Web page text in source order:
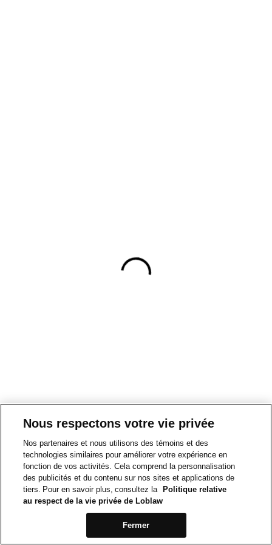
Nous respectons votre vie privée
Nos partenaires et nous utilisons des témoins et des
technologies similaires pour améliorer votre expérience en
fonction de vos activités. Cela comprend la personnalisation
des publicités et du contenu sur nos sites et applications de
tiers. Pour en savoir plus, consultez la
Politique relative
au respect de la vie privée de Loblaw
Fermer